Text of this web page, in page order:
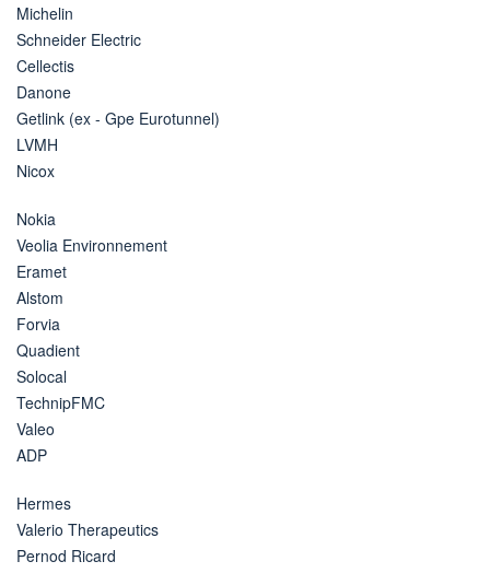
Michelin
Schneider Electric
Cellectis
Danone
Getlink (ex - Gpe Eurotunnel)
LVMH
Nicox
Nokia
Veolia Environnement
Eramet
Alstom
Forvia
Quadient
Solocal
TechnipFMC
Valeo
ADP
Hermes
Valerio Therapeutics
Pernod Ricard